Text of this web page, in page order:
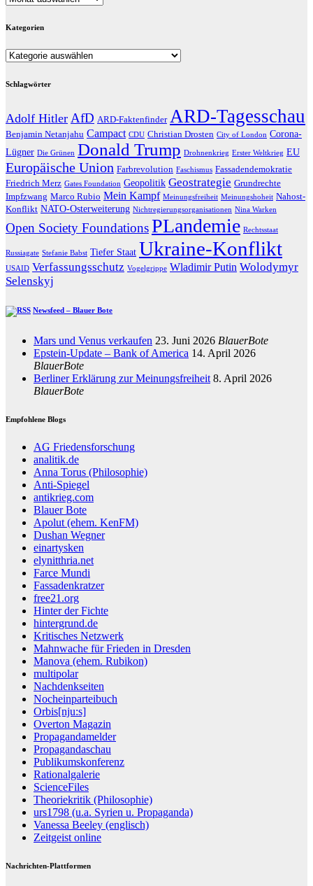
Kategorien
Kategorien
Schlagwörter
Adolf Hitler AfD ARD-Faktenfinder ARD-Tagesschau
Benjamin Netanjahu Campact CDU Christian Drosten City of London Corona-
Lügner Die Grünen Donald Trump Drohnenkrieg Erster Weltkrieg EU
Europäische Union Farbrevolution Faschismus Fassadendemokratie
Friedrich Merz Gates Foundation Geopolitik Geostrategie Grundrechte
Impfzwang Marco Rubio Mein Kampf Meinungsfreiheit Meinungshoheit Nahost-
Konflikt NATO-Osterweiterung Nichtregierungsorganisationen Nina Warken
Open Society FoundationsPLandemie Rechtsstaat
Russiagate Stefanie Babst Tiefer Staat Ukraine-Konflikt
USAID Verfassungsschutz Vogelgrippe Wladimir Putin Wolodymyr
Selenskyj
Newsfeed – Blauer Bote
Mars und Venus verkaufen 23. Juni 2026 BlauerBote
Epstein-Update – Bank of America 14. April 2026
BlauerBote
Berliner Erklärung zur Meinungsfreiheit 8. April 2026
BlauerBote
Empfohlene Blogs
AG Friedensforschung
analitik.de
Anna Torus (Philosophie)
Anti-Spiegel
antikrieg.com
Blauer Bote
Apolut (ehem. KenFM)
Dushan Wegner
einartysken
elynitthria.net
Farce Mundi
Fassadenkratzer
free21.org
Hinter der Fichte
hintergrund.de
Kritisches Netzwerk
Mahnwache für Frieden in Dresden
Manova (ehem. Rubikon)
multipolar
Nachdenkseiten
Nocheinparteibuch
Orbis[nju:s]
Overton Magazin
Propagandamelder
Propagandaschau
Publikumskonferenz
Rationalgalerie
ScienceFiles
Theoriekritik (Philosophie)
urs1798 (u.a. Syrien u. Propaganda)
Vanessa Beeley (englisch)
Zeitgeist online
Nachrichten-Plattformen